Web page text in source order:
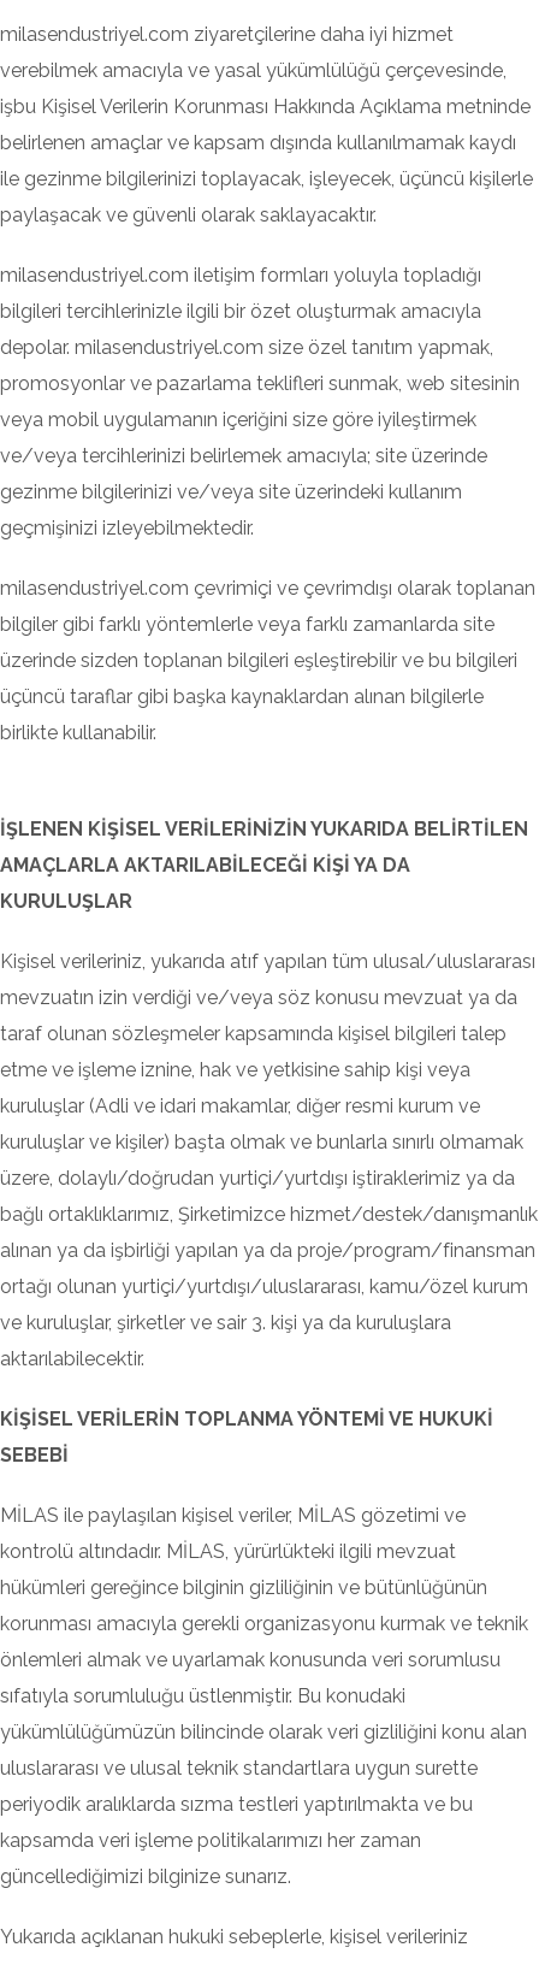
milasendustriyel.com ziyaretçilerine daha iyi hizmet
verebilmek amacıyla ve yasal yükümlülüğü çerçevesinde,
işbu Kişisel Verilerin Korunması Hakkında Açıklama metninde
belirlenen amaçlar ve kapsam dışında kullanılmamak kaydı
ile gezinme bilgilerinizi toplayacak, işleyecek, üçüncü kişilerle
paylaşacak ve güvenli olarak saklayacaktır.
milasendustriyel.com iletişim formları yoluyla topladığı
bilgileri tercihlerinizle ilgili bir özet oluşturmak amacıyla
depolar. milasendustriyel.com size özel tanıtım yapmak,
promosyonlar ve pazarlama teklifleri sunmak, web sitesinin
veya mobil uygulamanın içeriğini size göre iyileştirmek
ve/veya tercihlerinizi belirlemek amacıyla; site üzerinde
gezinme bilgilerinizi ve/veya site üzerindeki kullanım
geçmişinizi izleyebilmektedir.
milasendustriyel.com çevrimiçi ve çevrimdışı olarak toplanan
bilgiler gibi farklı yöntemlerle veya farklı zamanlarda site
üzerinde sizden toplanan bilgileri eşleştirebilir ve bu bilgileri
üçüncü taraflar gibi başka kaynaklardan alınan bilgilerle
birlikte kullanabilir.
İŞLENEN KİŞİSEL VERİLERİNİZİN YUKARIDA BELİRTİLEN
AMAÇLARLA AKTARILABİLECEĞİ KİŞİ YA DA
KURULUŞLAR
Kişisel verileriniz, yukarıda atıf yapılan tüm ulusal/uluslararası
mevzuatın izin verdiği ve/veya söz konusu mevzuat ya da
taraf olunan sözleşmeler kapsamında kişisel bilgileri talep
etme ve işleme iznine, hak ve yetkisine sahip kişi veya
kuruluşlar (Adli ve idari makamlar, diğer resmi kurum ve
kuruluşlar ve kişiler) başta olmak ve bunlarla sınırlı olmamak
üzere, dolaylı/doğrudan yurtiçi/yurtdışı iştiraklerimiz ya da
bağlı ortaklıklarımız, Şirketimizce hizmet/destek/danışmanlık
alınan ya da işbirliği yapılan ya da proje/program/finansman
ortağı olunan yurtiçi/yurtdışı/uluslararası, kamu/özel kurum
ve kuruluşlar, şirketler ve sair 3. kişi ya da kuruluşlara
aktarılabilecektir.
KİŞİSEL VERİLERİN TOPLANMA YÖNTEMİ VE HUKUKİ
SEBEBİ
MİLAS ile paylaşılan kişisel veriler, MİLAS gözetimi ve
kontrolü altındadır. MİLAS, yürürlükteki ilgili mevzuat
hükümleri gereğince bilginin gizliliğinin ve bütünlüğünün
korunması amacıyla gerekli organizasyonu kurmak ve teknik
önlemleri almak ve uyarlamak konusunda veri sorumlusu
sıfatıyla sorumluluğu üstlenmiştir. Bu konudaki
yükümlülüğümüzün bilincinde olarak veri gizliliğini konu alan
uluslararası ve ulusal teknik standartlara uygun surette
periyodik aralıklarda sızma testleri yaptırılmakta ve bu
kapsamda veri işleme politikalarımızı her zaman
güncellediğimizi bilginize sunarız.
Yukarıda açıklanan hukuki sebeplerle, kişisel verileriniz